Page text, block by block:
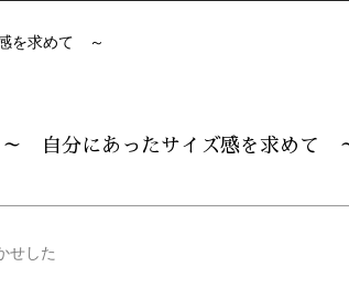
感を求めて ～
～ 自分にあったサイズ感を求めて
せした